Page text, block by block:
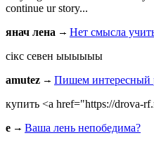
continue ur story...
янач лена
Нет смысла
сiкс севен ыыыыыы
amutez
Пишем интересный
купить <a href="https://drova-
e
Ваша лень непобедима?